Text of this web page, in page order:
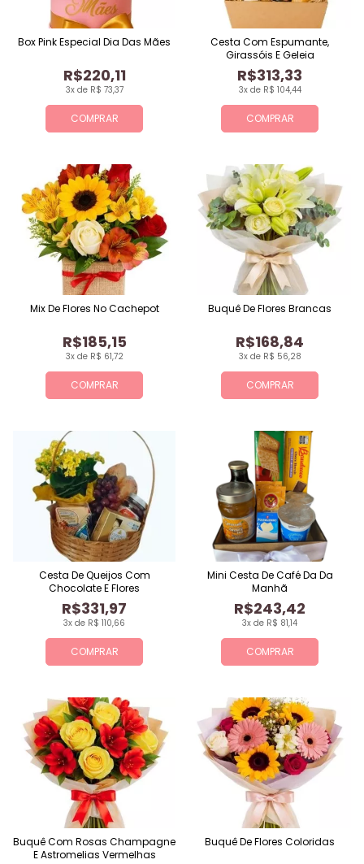
COMPRAR
3x de R$ 73,37
R$220,11
Box Pink Especial Dia Das Mães
COMPRAR
3x de R$ 104,44
R$313,33
Cesta Com Espumante,
Girassóis E Geleia
COMPRAR
3x de R$ 61,72
R$185,15
Mix De Flores No Cachepot
COMPRAR
3x de R$ 56,28
R$168,84
Buquê De Flores Brancas
COMPRAR
3x de R$ 110,66
R$331,97
Cesta De Queijos Com
Chocolate E Flores
COMPRAR
3x de R$ 81,14
R$243,42
Mini Cesta De Café Da Da
Manhã
Buquê Com Rosas Champagne
E Astromelias Vermelhas
Buquê De Flores Coloridas